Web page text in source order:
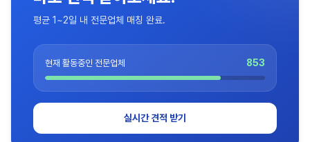
평균 1~2일 내 전문업체 매칭 완료.
현재 활동중인 전문업체 853
실시간 견적 받기